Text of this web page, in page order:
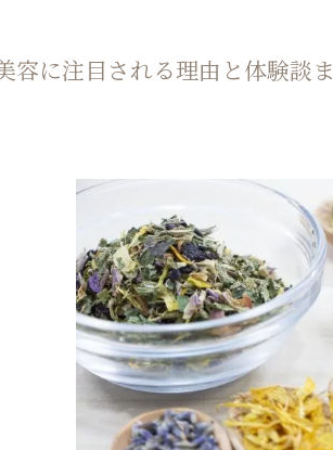
容に注目される理由と体験談